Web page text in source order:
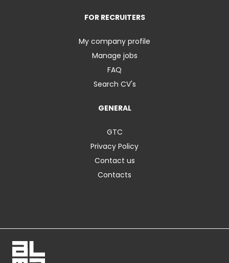
FOR RECRUITERS
My company profile
Manage jobs
FAQ
Search CV's
GENERAL
GTC
Privacy Policy
Contact us
Contacts